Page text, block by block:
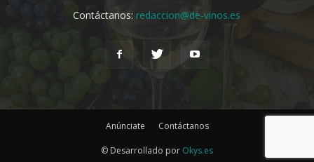
Contáctanos:redaccion@de-vinos.es
Anúnciate Contáctanos
© Desarrollado por Okys.es